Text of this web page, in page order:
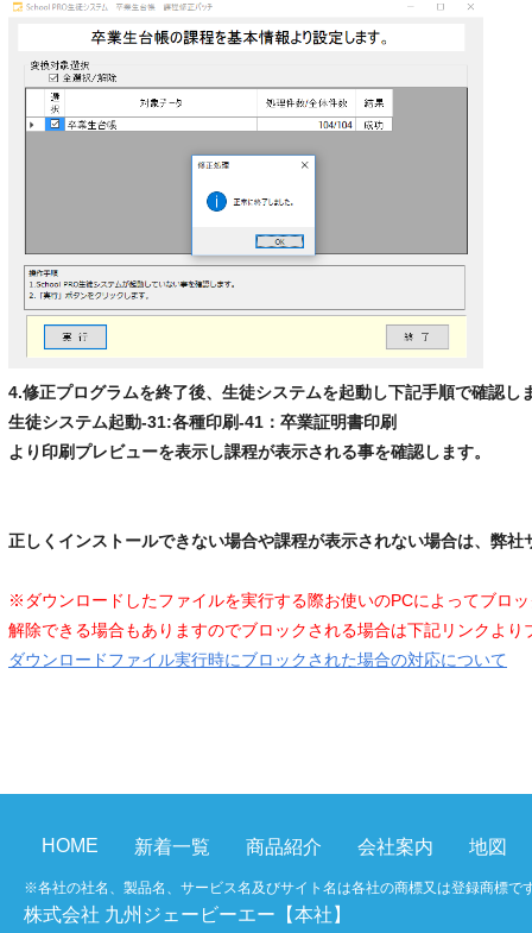
4.修正プログラムを終了後、生徒システムを起動し下記手順で確認し
生徒システム起動-31:各種印刷-41：卒業証明書印刷
より印刷プレビューを表示し課程が表示される事を確認します。
正しくインストールできない場合や課程が表示されない場合は、弊
※ダウンロードしたファイルを実行する際お使いのPCによってブロ
解除できる場合もありますのでブロックされる場合は下記リンクよ
ダウンロードファイル実行時にブロックされた場合の対応について
HOME 新着一覧 商品紹介 会社案内 地図
※各社の社名、製品名、サービス名及びサイト名は各社の商標又は登録商標で
株式会社 九州ジェービーエー【本社】